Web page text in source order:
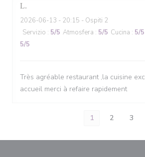
L
2026-06-13 - 20:15 - Ospiti 2
Servizio : 5/5 Atmosfera : 5/5 Cucina : 5/5
5/5
Très agréable restaurant ,la cuisine
accueil merci à refaire rapidement
1 2 3